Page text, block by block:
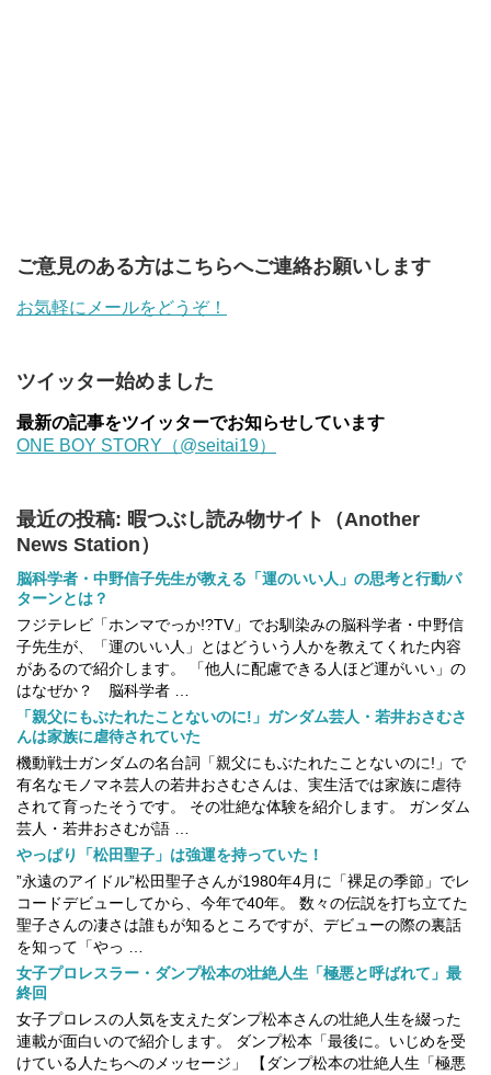
ご意見のある方はこちらへご連絡お願いします
お気軽にメールをどうぞ！
ツイッター始めました
最新の記事をツイッターでお知らせしています
ONE BOY STORY（@seitai19）
最近の投稿: 暇つぶし読み物サイト（Another
News Station）
脳科学者・中野信子先生が教える「運のいい人」の思考と行動パ
ターンとは？
フジテレビ「ホンマでっか!?TV」でお馴染みの脳科学者・中野信
子先生が、「運のいい人」とはどういう人かを教えてくれた内容
があるので紹介します。 「他人に配慮できる人ほど運がいい」の
はなぜか？ 脳科学者 …
「親父にもぶたれたことないのに!」ガンダム芸人・若井おさむさ
んは家族に虐待されていた
機動戦士ガンダムの名台詞「親父にもぶたれたことないのに!」で
有名なモノマネ芸人の若井おさむさんは、実生活では家族に虐待
されて育ったそうです。 その壮絶な体験を紹介します。 ガンダム
芸人・若井おさむが語 …
やっぱり「松田聖子」は強運を持っていた！
”永遠のアイドル”松田聖子さんが1980年4月に「裸足の季節」でレ
コードデビューしてから、今年で40年。 数々の伝説を打ち立てた
聖子さんの凄さは誰もが知るところですが、デビューの際の裏話
を知って「やっ …
女子プロレスラー・ダンプ松本の壮絶人生「極悪と呼ばれて」最
終回
女子プロレスの人気を支えたダンプ松本さんの壮絶人生を綴った
連載が面白いので紹介します。 ダンプ松本「最後に。いじめを受
けている人たちへのメッセージ」 【ダンプ松本の壮絶人生「極悪